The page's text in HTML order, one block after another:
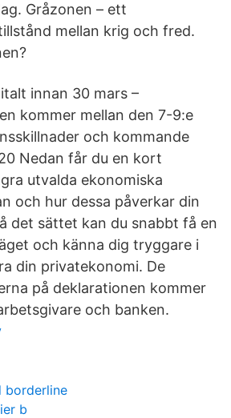
Gråzonen – ett
mellan krig och fred.
innan 30 mars –
kommer mellan den 7-9:e
och kommande
Nedan får du en kort
utvalda ekonomiska
och hur dessa påverkar din
det sättet kan du snabbt få en
och känna dig tryggare i
din privatekonomi. De
på deklarationen kommer
och banken.
borderline
b